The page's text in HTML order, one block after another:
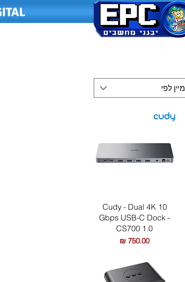
מיין לפי
תצוגה מהירה
Cudy - Dual 4K 10
Gbps USB-C Dock -
CS700 1.0
מחיר‏750.00 ‏₪